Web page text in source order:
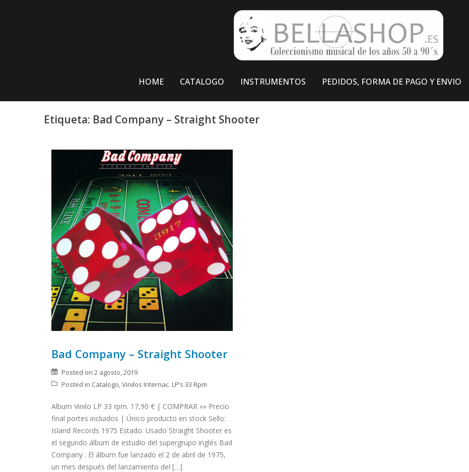
HOME CATALOGO INSTRUMENTOS PEDIDOS, FORMA DE PAGO Y ENVIO
Etiqueta: Bad Company – Straight Shooter
Bad Company – Straight Shooter
Posted on 2 agosto, 2019
Posted in Catalogo,Vinilos Internac. LP’s 33 Rpm
Album Vinilo LP 33 rpm. 17,90 € | COMPRAR »» Precio
final portes incluidos | Único producto en stock Sello:
Island Records 1975 Estado: Usado Straight Shooter es
el segundo álbum de estudio del supergrupo inglés Bad
Company . El álbum fue lanzado el 2 de abril de 1975,
un mes después del lanzamiento del […]